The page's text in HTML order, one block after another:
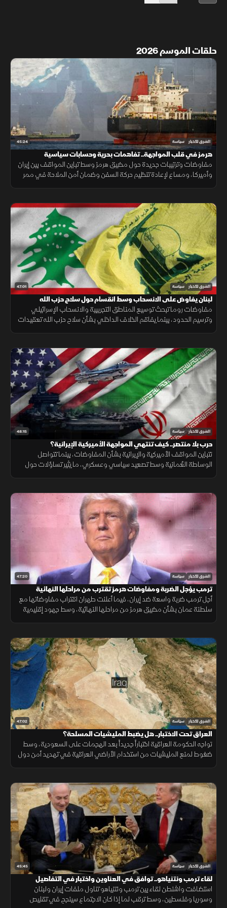
حلقات الموسم 2026
45:24 الشرق للأخبار سياسة
هرمز في قلب المواجهة.. تفاهمات بحرية وحسابات سياسية
مفاوضات وترتيبات جديدة حول مضيق هرمز وسط تباين المواقف بين إيران
وأميركا، ومساع لإعادة تنظيم حركة السفن وضمان أمن الملاحة في ممر
47:01 الشرق للأخبار سياسة
لبنان يفاوض على الانسحاب وسط انقسام حول سلاح حزب الله
مفاوضات روما تبحث توسيع المناطق التجريبية والانسحاب الإسرائيلي
وترسيم الحدود، بينما يفاقم الخلاف الداخلي بشأن سلاح حزب الله تعقيدات
48:15 الشرق للأخبار سياسة
حرب بلا منتصر.. كيف تنتهي المواجهة الأميركية الإيرانية؟
تتباين المواقف الأميركية والإيرانية بشأن المفاوضات، بينما تتواصل
الوساطة العُمانية وسط تصعيد سياسي وعسكري، ما يثير تساؤلات حول
47:20 الشرق للأخبار سياسة
ترمب يؤجل الضربة ومفاوضات هرمز تقترب من مراحلها النهائية
أجل ترمب ضربة واسعة ضد إيران، فيما أعلنت طهران اقتراب مفاوضاتها مع
سلطنة عمان بشأن مضيق هرمز من مراحلها النهائية، وسط جهود إقليمية
47:02 الشرق للأخبار سياسة
العراق تحت الاختبار.. هل يضبط المليشيات المسلحة؟
تواجه الحكومة العراقية اختباراً جديداً بعد الهجمات على السعودية، وسط
ضغوط لمنع المليشيات من استخدام الأراضي العراقية في تهديد أمن دول
45:45 الشرق للأخبار سياسة
لقاء ترمب ونتنياهو.. توافق في العناوين واختبار في التفاصيل
استضافت واشنطن لقاء بين ترمب ونتنياهو تناول ملفات إيران ولبنان
وسوريا وفلسطين، وسط ترقب لما إذا كان الاجتماع سينجح في تقليص